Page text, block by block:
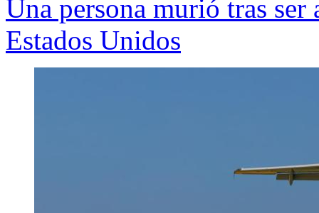
Una persona murió tras
Estados Unidos